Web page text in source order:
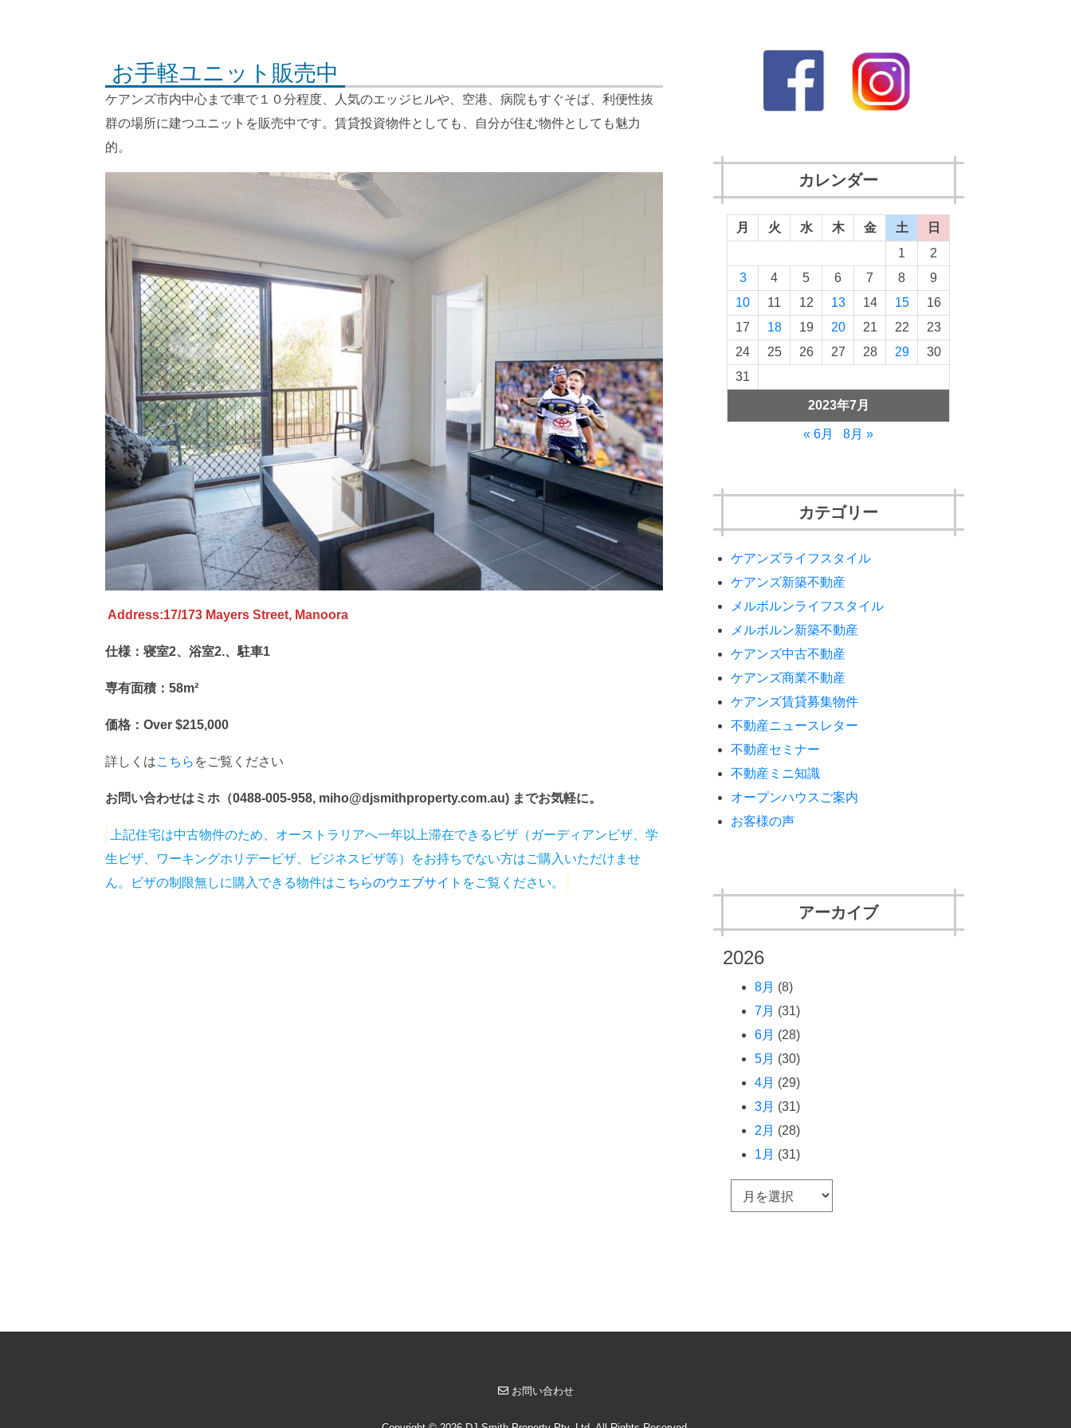
お手軽ユニット販売中
ケアンズ市内中心まで車で１０分程度、人気のエッジヒルや、空港、病院もすぐそば、利便性抜
群の場所に建つユニットを販売中です。賃貸投資物件としても、自分が住む物件としても魅力
的。
Address:17/173 Mayers Street, Manoora
仕様：寝室2、浴室2.、駐車1
専有面積：58m²
価格：Over $215,000
詳しくはこちら をご覧ください
お問い合わせはミホ（0488-005-958, miho@djsmithproperty.com.au) までお気軽に。
上記住宅は中古物件のため、オーストラリアへ一年以上滞在できるビザ（ガーディアンビザ、学
生ビザ、ワーキングホリデービザ、ビジネスビザ等）をお持ちでない方はご購入いただけませ
ん。ビザの制限無しに購入できる物件はこちらのウエブサイト をご覧ください。
カレンダー
2023年7月
月 火 水 木 金 土
日
1
2
3
4 5 6 7 8
9
10
11 12 13 14 15
16
17
18 19 20 21 22
23
24
25 26 27 28 29
30
31
« 6月 8月 »
カテゴリー
ケアンズライフスタイル
ケアンズ新築不動産
メルボルンライフスタイル
メルボルン新築不動産
ケアンズ中古不動産
ケアンズ商業不動産
ケアンズ賃貸募集物件
不動産ニュースレター
不動産セミナー
不動産ミニ知識
オープンハウスご案内
お客様の声
アーカイブ
2026
8月 (8)
7月 (31)
6月 (28)
5月 (30)
4月 (29)
3月 (31)
2月 (28)
1月 (31)
ー
お問い合わせ